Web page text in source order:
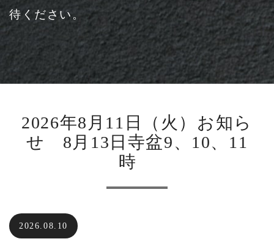
待ください。
2026年8月11日（火）お知ら
せ 8月13日寺盆9、10、11
時
2026.08.10